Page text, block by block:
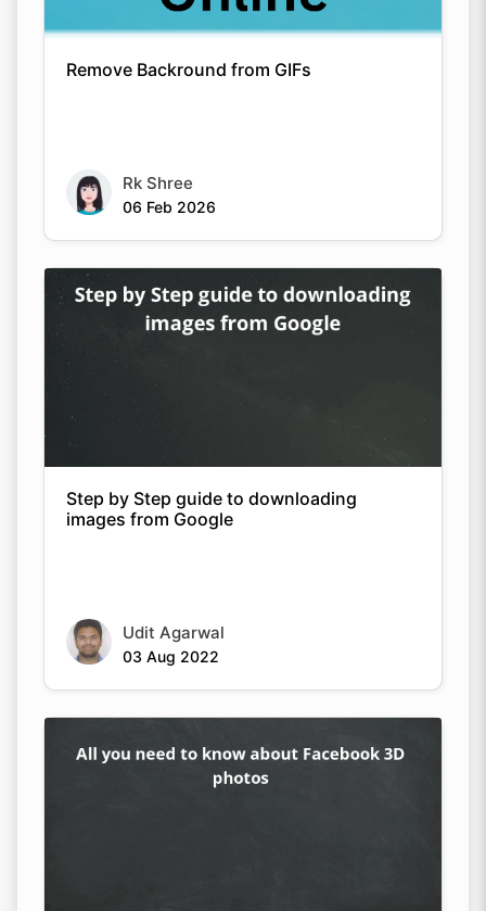
Remove Backround from GIFs
Rk Shree
06 Feb 2026
Step by Step guide to downloading
images from Google
Udit Agarwal
03 Aug 2022